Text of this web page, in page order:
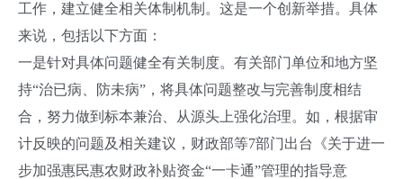
工作，建立健全相关体制机制。这是一个创新举措。具体
来说，包括以下方面：
一是针对具体问题健全有关制度。有关部门单位和地方坚
持“治已病、防未病”，将具体问题整改与完善制度相结
合，努力做到标本兼治、从源头上强化治理。如，根据审
计反映的问题及相关建议，财政部等7部门出台《关于进一
步加强惠民惠农财政补贴资金“一卡通”管理的指导意